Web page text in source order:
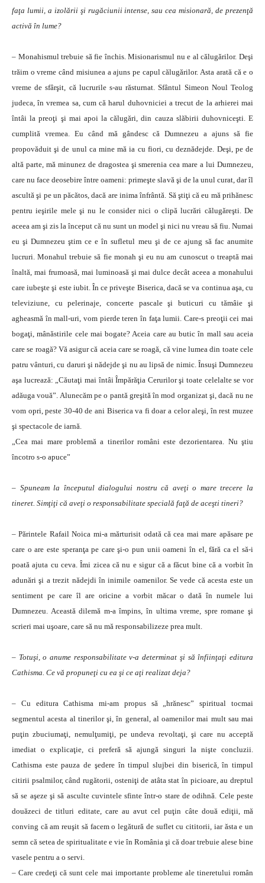
faţa lumii, a izolării şi rugăciunii intense, sau cea misionară, de prezenţă
activă în lume?
– Monahismul trebuie să fie închis. Misionarismul nu e al călugărilor. Deşi
trăim o vreme când misiunea a ajuns pe capul călugărilor. Asta arată că e o
vreme de sfârşit, că lucrurile s-au răsturnat. Sfântul Simeon Noul Teolog
judeca, în vremea sa, cum că harul duhovniciei a trecut de la arhierei mai
întâi la preoţi şi mai apoi la călugări, din cauza slăbirii duhovniceşti. E
cumplită vremea. Eu când mă gândesc că Dumnezeu a ajuns să fie
propovăduit şi de unul ca mine mă ia cu fiori, cu dez­nădejde. Deşi, pe de
altă parte, mă minunez de dra­gostea şi smerenia cea mare a lui Dumnezeu,
care nu face deosebire între oameni: primeşte slavă şi de la unul curat, dar îl
ascultă şi pe un păcătos, dacă are ini­ma înfrântă. Să ştiţi că eu mă prihănesc
pentru ieşirile mele şi nu le consider nici o clipă lucrări călu­găreşti. De
aceea am şi zis la început că nu sunt un model şi nici nu vreau să fiu. Numai
eu şi Dumnezeu ştim ce e în sufletul meu şi de ce ajung să fac anumite
lucruri. Monahul trebuie să fie monah şi eu nu am cunoscut o treaptă mai
înaltă, mai frumoasă, mai luminoasă şi mai dulce decât aceea a monahului
care iubeşte şi este iubit. În ce priveşte Biserica, dacă se va continua aşa, cu
televiziune, cu pelerinaje, concerte pascale şi buticuri cu tămâie şi
agheasmă în mall-uri, vom pierde teren în faţa lumii. Care-s preoţii cei mai
bogaţi, mânăstirile cele mai bogate? Aceia care au butic în mall sau aceia
care se roagă? Vă asigur că aceia care se roagă, că vine lumea din toate cele
patru vânturi, cu daruri şi nădejde şi nu au lipsă de nimic. Însuşi Dumnezeu
aşa lucrează: „Căutaţi mai întâi Împărăţia Cerurilor şi toate cele­lalte se vor
adăuga vouă”. Alunecăm pe o pantă gre­şită în mod organizat şi, dacă nu ne
vom opri, peste 30-40 de ani Biserica va fi doar a celor aleşi, în rest muzee
şi spectacole de iarnă.
„Cea mai mare problemă a tinerilor români este dezorientarea. Nu ştiu
încotro s-o apuce”
– Spuneam la începutul dialogului nostru că aveţi o mare trecere la
tineret. Simţiţi că aveţi o responsa­bilitate spe­cia­lă faţă de aceşti tineri?
– Părintele Rafail Noica mi-a mărtu­risit odată că cea mai mare apăsare pe
care o are este speranţa pe care şi-o pun unii oameni în el, fără ca el să-i
poată ajuta cu ceva. Îmi zicea că nu e sigur că a făcut bine că a vorbit în
adunări şi a trezit nădejdi în inimile oamenilor. Se vede că acesta este un
sentiment pe care îl are ori­cine a vorbit măcar o dată în numele lui
Dumnezeu. Această dilemă m-a împins, în ultima vreme, spre romane şi
scrieri mai uşoare, care să nu mă respon­sabi­lizeze prea mult.
– Totuşi, o anume responsabilitate v-a deter­minat şi să înfiinţaţi editura
Cathisma. Ce vă pro­pu­neţi cu ea şi ce aţi realizat deja?
– Cu editura Cathisma mi-am propus să „hră­nesc” spiritual tocmai
segmentul acesta al tinerilor şi, în general, al oamenilor mai mult sau mai
puţin zbuciumaţi, nemulţumiţi, pe undeva revoltaţi, şi care nu acceptă
imediat o explicaţie, ci preferă să ajungă singuri la nişte concluzii.
Cathisma este pauza de şedere în timpul slujbei din biserică, în timpul
citirii psalmilor, când rugătorii, osteniţi de atâta stat în picioare, au dreptul
să se aşeze şi să asculte cuvintele sfinte într-o stare de odihnă. Cele peste
douăzeci de titluri editate, care au avut cel puţin câte două ediţii, mă
conving că am reuşit să facem o legătură de suflet cu cititorii, iar ăsta e un
semn că setea de spiritualitate e vie în România şi că doar trebuie alese bine
vasele pentru a o servi.
– Care credeţi că sunt cele mai importante probleme ale tineretului român